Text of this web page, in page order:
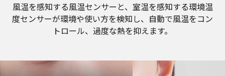
風温を感知する風温センサーと、室温を感知する環境温
度センサーが環境や使い方を検知し、自動で風温をコン
トロール、過度な熱を抑えます。